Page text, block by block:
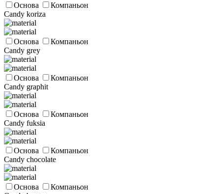
Основа
Компаньон
Candy koriza
Основа
Компаньон
Candy grey
Основа
Компаньон
Candy graphit
Основа
Компаньон
Candy fuksia
Основа
Компаньон
Candy chocolate
Основа
Компаньон